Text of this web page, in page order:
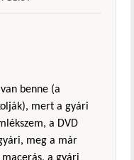
benne (a
mert a gyári
a DVD
meg a már
a gyári